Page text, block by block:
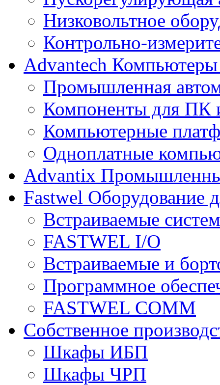
Низковольтное
Контрольно-
Advantech Компьютеры
Промышленная
Компоненты для ПК
Компьютерные
Одноплатные
Advantix
Fastwel Оборудование
Встраиваемые
FASTWEL I/O
Встраиваемые и
Программное
FASTWEL COMM
Собственное
Шкафы ИБП
Шкафы ЧРП